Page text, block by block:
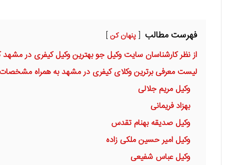
فهرست مطالب پنهان کن
از نظر کارشناسان سایت وکیل جو بهترین وکیل کیفری در
لیست معرفی برترین وکلای کیفری در مشهد به همراه
وکیل مریم جلالی
بهزاد فریمانی
وکیل صدیقه بهنام تقدس
وکیل امیر حسین ملکی زاده
وکیل عباس شفیعی